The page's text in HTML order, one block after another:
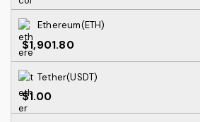
Ethereum(ETH)
$1,901.80
Tether(USDT)
$1.00